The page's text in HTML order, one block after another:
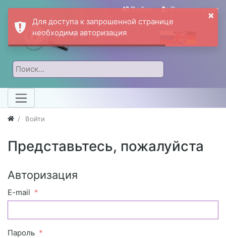
Войти Регистрация
Войти
Представьтесь, пожалуйста
Авторизация
E-mail
Пароль
×
Для доступа к запрошенной странице
необходима авторизация